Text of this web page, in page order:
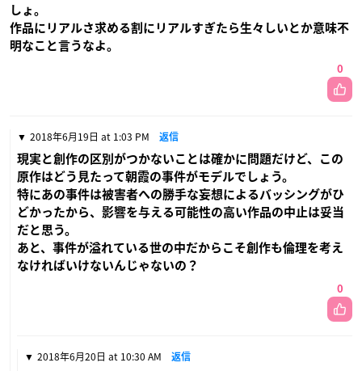
しょ。
作品にリアルさ求める割にリアルすぎたら生々しいとか意味不
明なこと言うなよ。
0
2018年6月19日 at 1:03 PM 返信
現実と創作の区別がつかないことは確かに問題だけど、この
原作はどう見たって朝霞の事件がモデルでしょう。
特にあの事件は被害者への勝手な妄想によるバッシングがひ
どかったから、影響を与える可能性の高い作品の中止は妥当
だと思う。
あと、事件が溢れている世の中だからこそ創作も倫理を考え
なければいけないんじゃないの？
0
2018年6月20日 at 10:30 AM 返信